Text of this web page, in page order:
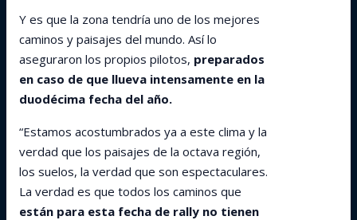
Y es que la zona tendría uno de los mejores
caminos y paisajes del mundo. Así lo
aseguraron los propios pilotos, preparados
en caso de que llueva intensamente en la
duodécima fecha del año.
“Estamos acostumbrados ya a este clima y la
verdad que los paisajes de la octava región,
los suelos, la verdad que son espectaculares.
La verdad es que todos los caminos que
están para esta fecha de rally no tienen